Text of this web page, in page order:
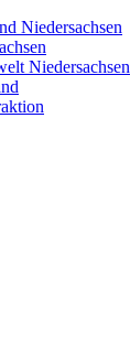
Niedersachsen
Niedersachsen